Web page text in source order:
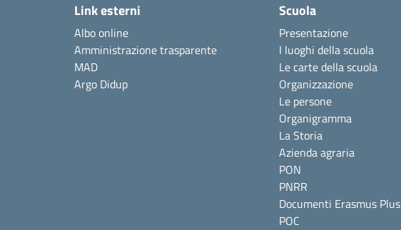
Link esterni
Albo online
Amministrazione trasparente
MAD
Argo Didup
Scuola
Presentazione
I luoghi della scuola
Le carte della scuola
Organizzazione
Le persone
Organigramma
La Storia
Azienda agraria
PON
PNRR
Documenti Erasmus Plus
POC